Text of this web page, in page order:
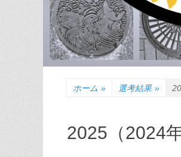
ホーム » 選考結果 »
2025（2024年